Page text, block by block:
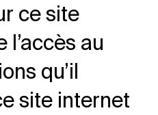
ce site
au
qu’il
site internet